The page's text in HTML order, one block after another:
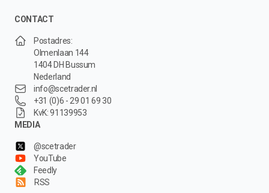
CONTACT
Postadres:
Olmenlaan 144
1404 DH Bussum
Nederland
info@scetrader.nl
+31 (0)6 - 29 01 69 30
KvK: 91139953
MEDIA
@scetrader
YouTube
Feedly
RSS